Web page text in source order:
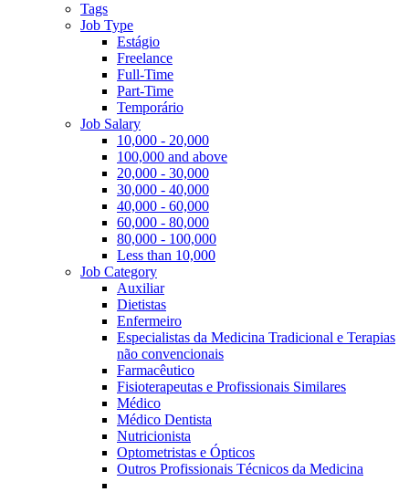
Tags
Job Type
Estágio
Freelance
Full-Time
Part-Time
Temporário
Job Salary
10,000 - 20,000
100,000 and above
20,000 - 30,000
30,000 - 40,000
40,000 - 60,000
60,000 - 80,000
80,000 - 100,000
Less than 10,000
Job Category
Auxiliar
Dietistas
Enfermeiro
Especialistas da Medicina Tradicional e Terapias
não convencionais
Farmacêutico
Fisioterapeutas e Profissionais Similares
Médico
Médico Dentista
Nutricionista
Optometristas e Ópticos
Outros Profissionais Técnicos da Medicina